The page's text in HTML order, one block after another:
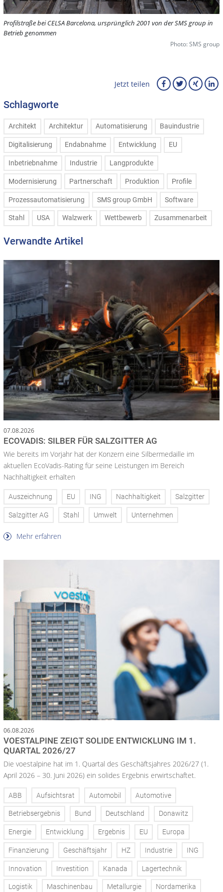
Profilstraße bei CELSA Barcelona, ursprünglich 2001 von der SMS group in
Betrieb genommen
Photo: SMS group
Jetzt teilen
Schlagworte
Architekt Architektur Automatisierung Bauindustrie
Digitalisierung Endabnahme Entwicklung EU
Inbetriebnahme Industrie Langprodukte
Modernisierung Partnerschaft Produktion Profile
Prozessautomatisierung SMS group GmbH Software
Stahl USA Walzwerk Wettbewerb Zusammenarbeit
Verwandte Artikel
07.08.2026
ECOVADIS: SILBER FÜR SALZGITTER AG
Wie bereits im Vorjahr hat der Konzern eine Silbermedaille im
aktuellen EcoVadis-Rating für seine Leistungen im Bereich
Nachhaltigkeit erhalten
Auszeichnung EU ING Nachhaltigkeit Salzgitter
Salzgitter AG Stahl Umwelt Unternehmen
Mehr erfahren
06.08.2026
VOESTALPINE ZEIGT SOLIDE ENTWICKLUNG IM 1.
QUARTAL 2026/27
Die voestalpine hat im 1. Quartal des Geschäftsjahres 2026/27 (1.
April 2026 – 30. Juni 2026) ein solides Ergebnis erwirtschaftet.
ABB Aufsichtsrat Automobil Automotive
Betriebsergebnis Bund Deutschland Donawitz
Energie Entwicklung Ergebnis EU Europa
Finanzierung Geschäftsjahr HZ Industrie ING
Innovation Investition Kanada Lagertechnik
Logistik Maschinenbau Metallurgie Nordamerika